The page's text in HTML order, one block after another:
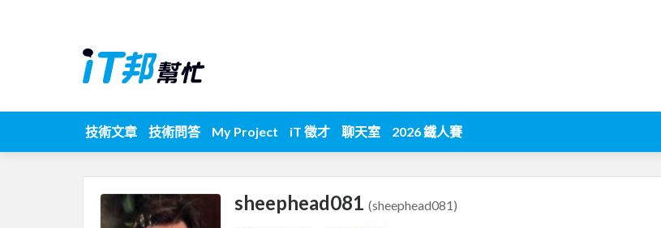
技術文章 技術問答 My Project iT 徵才 聊天室 2026 鐵人賽
sheephead081 (sheephead081)